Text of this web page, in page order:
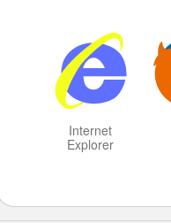
Internet
Explorer